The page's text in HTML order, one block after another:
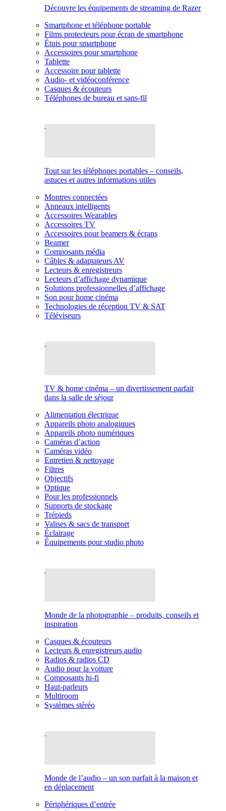
Découvre les équipements de streaming de Razer
Smartphone et téléphone portable
Films protecteurs pour écran de smartphone
Étuis pour smartphone
Accessoires pour smartphone
Tablette
Accessoire pour tablette
Audio- et vidéoconférence
Casques & écouteurs
Téléphones de bureau et sans-fil
Tout sur les téléphones portables – conseils,
astuces et autres informations utiles
Montres connectées
Anneaux intelligents
Accessoires Wearables
Accessoires TV
Accessoires pour beamers & écrans
Beamer
Composants média
Câbles & adaptateurs AV
Lecteurs & enregistreurs
Lecteurs d’affichage dynamique
Solutions professionnelles d’affichage
Son pour home cinéma
Technologies de réception TV & SAT
Téléviseurs
TV & home cinéma – un divertissement parfait
dans la salle de séjour
Alimentation électrique
Appareils photo analogiques
Appareils photo numériques
Caméras d’action
Caméras vidéo
Entretien & nettoyage
Filtres
Objectifs
Optique
Pour les professionnels
Supports de stockage
Trépieds
Valises & sacs de transport
Éclairage
Équipements pour studio photo
Monde de la photographie – produits, conseils et
inspiration
Casques & écouteurs
Lecteurs & enregistreurs audio
Radios & radios CD
Audio pour la voiture
Composants hi-fi
Haut-parleurs
Multiroom
Systèmes stéréo
Monde de l’audio – un son parfait à la maison et
en déplacement
Périphériques d’entrée